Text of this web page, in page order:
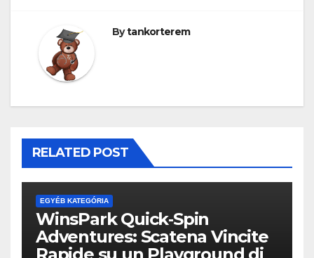
Bytankorterem
RELATED POST
EGYÉB KATEGÓRIA
WinsPark Quick‑Spin
Adventures: Scatena Vincite